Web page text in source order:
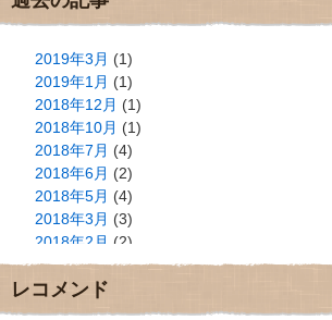
2019年3月 (1)
2019年1月 (1)
2018年12月 (1)
2018年10月 (1)
2018年7月 (4)
2018年6月 (2)
2018年5月 (4)
2018年3月 (3)
2018年2月 (2)
2018年1月(2)
2017年12月
2017年11月(3)
レコメンド